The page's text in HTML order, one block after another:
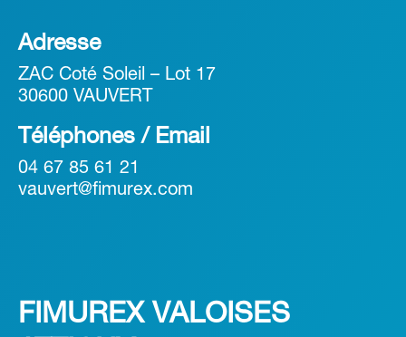
Adresse
ZAC Coté Soleil – Lot 17
30600 VAUVERT
Téléphones / Email
04 67 85 61 21
vauvert@fimurex.com
FIMUREX VALOISES